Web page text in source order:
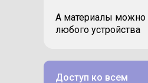
А материалы можно
любого устройства
Доступ ко всем